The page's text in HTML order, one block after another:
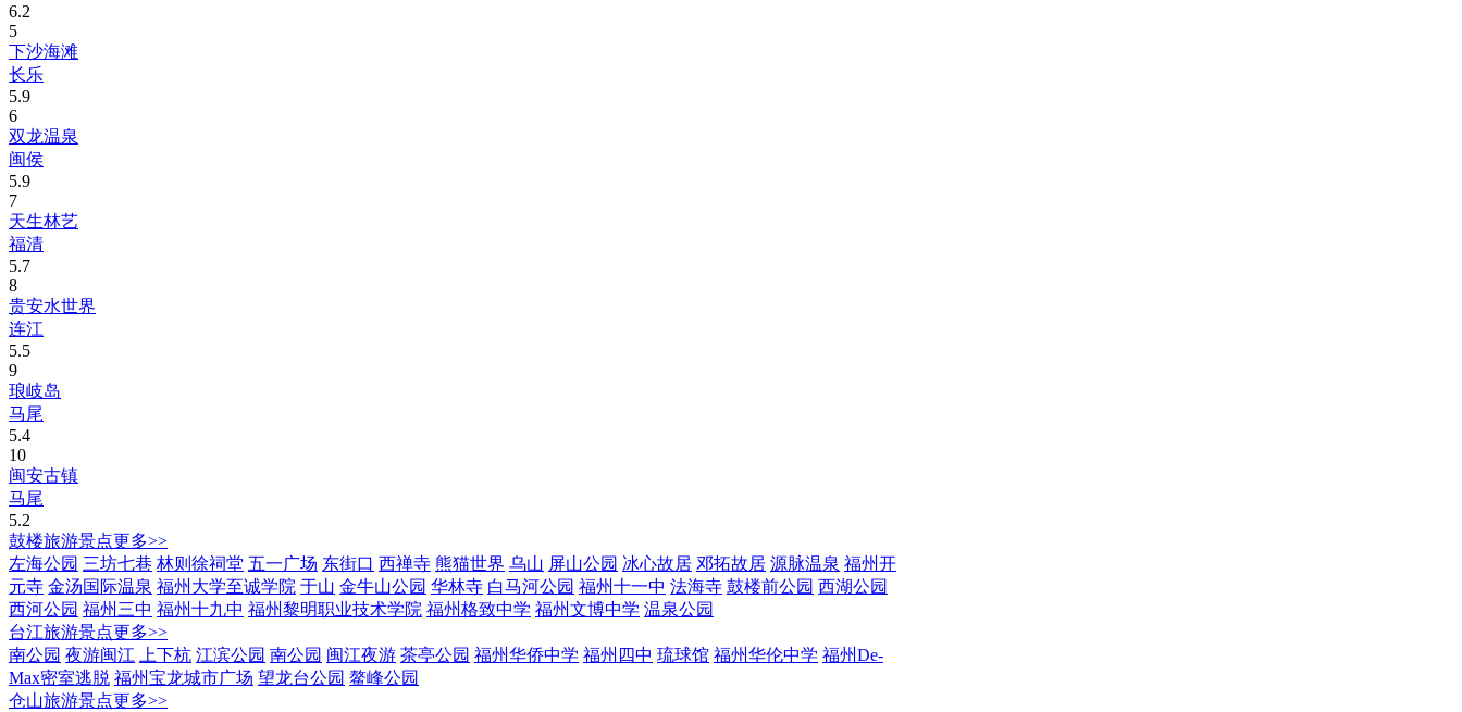
6.2
5
下沙海滩
长乐
5.9
6
双龙温泉
闽侯
5.9
7
天生林艺
福清
5.7
8
贵安水世界
连江
5.5
9
琅岐岛
马尾
5.4
10
闽安古镇
马尾
5.2
鼓楼旅游景点更多>>
左海公园 三坊七巷 林则徐祠堂 五一广场 东街口 西禅寺 熊猫世界 乌山 屏山公园 冰心故居 邓拓故居 源脉温泉 福州开
元寺 金汤国际温泉 福州大学至诚学院 于山 金牛山公园 华林寺 白马河公园 福州十一中 法海寺 鼓楼前公园 西湖公园
西河公园 福州三中 福州十九中 福州黎明职业技术学院 福州格致中学 福州文博中学 温泉公园
台江旅游景点更多>>
南公园 夜游闽江 上下杭 江滨公园 南公园 闽江夜游 茶亭公园 福州华侨中学 福州四中 琉球馆 福州华伦中学 福州De-
Max密室逃脱 福州宝龙城市广场 望龙台公园 鳌峰公园
仓山旅游景点更多>>